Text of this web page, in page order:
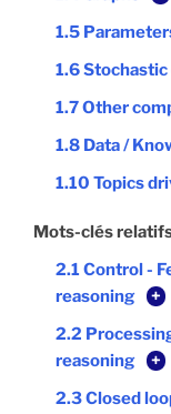
1.5
1.6
1.7 Other
1.8 Data /
1.10 Topics
Mots-clés
2.1 Control -
reasoning
+
2.2
reasoning
+
2.3 Closed